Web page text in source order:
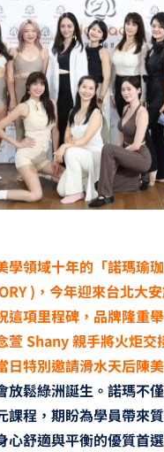
學領域十年的「諾瑪瑜
)，今年迎來台北大
這項里程碑，品牌隆重
萱 Shany 親手將火炬交
日特別邀請滑水天后陳
放鬆綠洲誕生。諾瑪不
課程，期盼為學員帶來
心舒適與平衡的優質首選